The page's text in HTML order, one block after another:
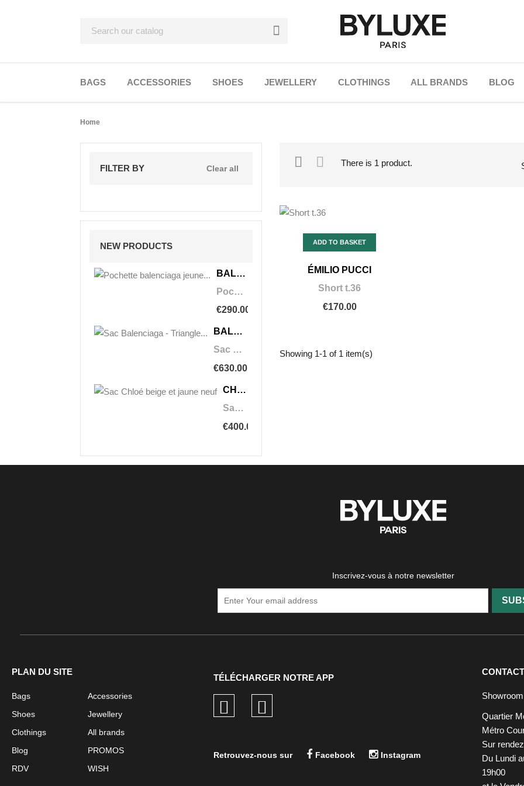
BAGS ACCESSORIES SHOES JEWELLERY CLOTHINGS ALL BRANDS BLOG
Home
FILTER BY Clear all
NEW PRODUCTS
BALENCIAGA
Pochette balenciaga jeune triangle
€290.00
BALENCIAGA
Sac Balenciaga - Triangle Duffle
€630.00
CHLOÉ
Sac Chloé beige et jaune neuf
€400.00
There is 1 product.
ADD TO BASKET
ÉMILIO PUCCI
Short t.36
€170.00
Showing 1-1 of 1 item(s)
Inscrivez-vous à notre newsletter
PLAN DU SITE
Bags
Accessories
Shoes
Jewellery
Clothings
All brands
Blog
PROMOS
RDV
WISH
TÉLÉCHARGER NOTRE APP
Retrouvez-nous sur Facebook Instagram
CONTACT
Showroom
Quartier
Métro
Sur
Du Lundi
19h00